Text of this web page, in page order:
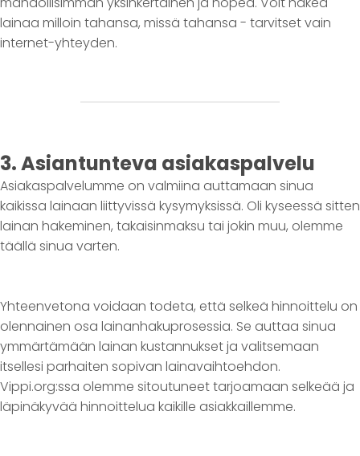
lainaa milloin tahansa, missä tahansa - tarvitset vain
internet-yhteyden.
3. Asiantunteva asiakaspalvelu
Asiakaspalvelumme on valmiina auttamaan sinua
kaikissa lainaan liittyvissä kysymyksissä. Oli kyseessä sitten
lainan hakeminen, takaisinmaksu tai jokin muu, olemme
täällä sinua varten.
Yhteenvetona voidaan todeta, että selkeä hinnoittelu on
olennainen osa lainanhakuprosessia. Se auttaa sinua
ymmärtämään lainan kustannukset ja valitsemaan
itsellesi parhaiten sopivan lainavaihtoehdon.
Vippi.org:ssa olemme sitoutuneet tarjoamaan selkeää ja
läpinäkyvää hinnoittelua kaikille asiakkaillemme.